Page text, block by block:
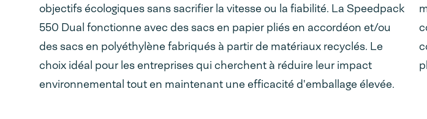
objectifs écologiques sans sacrifier la vitesse ou la fiabilité. La Speedpack
550 Dual fonctionne avec des sacs en papier pliés en accordéon et/ou
des sacs en polyéthylène fabriqués à partir de matériaux recyclés. Le
choix idéal pour les entreprises qui cherchent à réduire leur impact
environnemental tout en maintenant une efficacité d'emballage élevée.